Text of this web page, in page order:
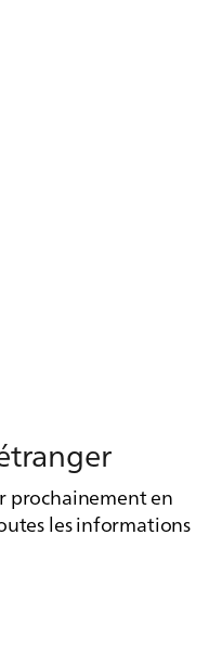
prochainement en
les informations